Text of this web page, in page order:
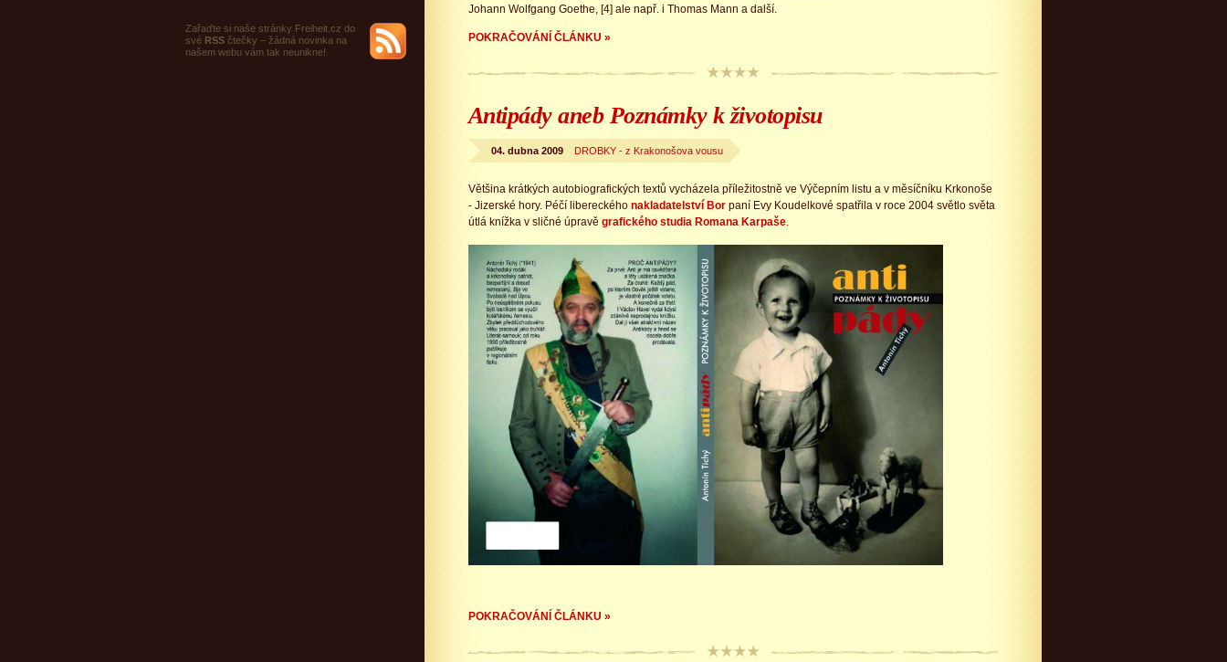
Zařaďte si naše stránky Freiheit.cz do
své RSS čtečky – žádná novinka na
našem webu vám tak neunikne!
Johann Wolfgang Goethe, [4] ale např. i Thomas Mann a další.
POKRAČOVÁNÍ ČLÁNKU »
Antipády aneb Poznámky k životopisu
04. dubna 2009 DROBKY - z Krakonošova vousu
Většina krátkých autobiografických textů vycházela příležitostně ve Výčepním listu a v měsíčníku Krkonoše
- Jizerské hory. Péčí libereckého nakladatelství Bor paní Evy Koudelkové spatřila v roce 2004 světlo světa
útlá knížka v sličné úpravě grafického studia Romana Karpaše.
POKRAČOVÁNÍ ČLÁNKU »